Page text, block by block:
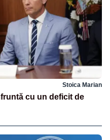
Stoica Marian
cu un deficit de